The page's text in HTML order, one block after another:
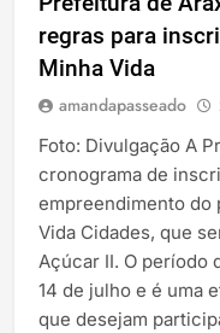
regras para
Minha Vida
amandapasseado
Foto: Divulgação A
cronograma de
empreendimento do
Vida Cidades, que
Açúcar II. O período
14 de julho e é uma
que desejam